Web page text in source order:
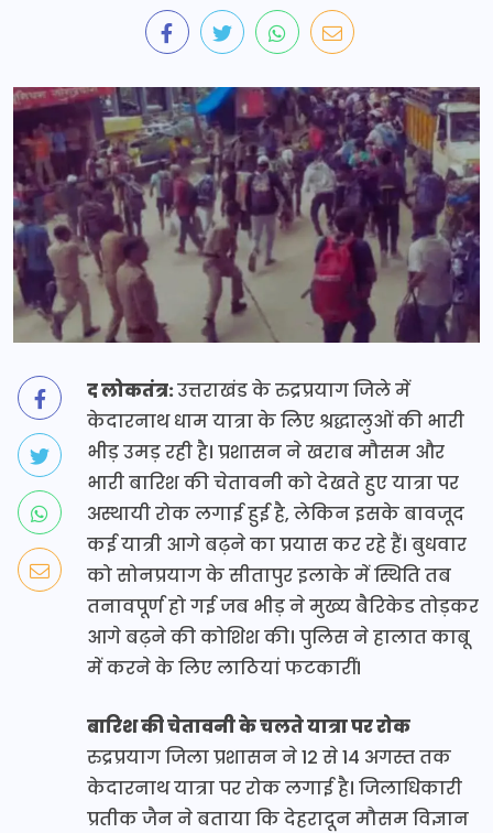
द लोकतंत्र:उत्तराखंड के रुद्रप्रयाग जिले में
केदारनाथ धाम यात्रा के लिए श्रद्धालुओं की भारी
भीड़ उमड़ रही है। प्रशासन ने खराब मौसम और
भारी बारिश की चेतावनी को देखते हुए यात्रा पर
अस्थायी रोक लगाई हुई है, लेकिन इसके बावजूद
कई यात्री आगे बढ़ने का प्रयास कर रहे हैं। बुधवार
को सोनप्रयाग के सीतापुर इलाके में स्थिति तब
तनावपूर्ण हो गई जब भीड़ ने मुख्य बैरिकेड तोड़कर
आगे बढ़ने की कोशिश की। पुलिस ने हालात काबू
में करने के लिए लाठियां फटकारीं।
बारिश की चेतावनी के चलते यात्रा पर रोक
रुद्रप्रयाग जिला प्रशासन ने 12 से 14 अगस्त तक
केदारनाथ यात्रा पर रोक लगाई है। जिलाधिकारी
प्रतीक जैन ने बताया कि देहरादून मौसम विज्ञान